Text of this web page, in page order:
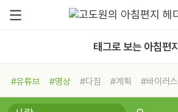
태그로 보는 아침편지
#유튜브 #명상 #다짐 #계획 #바이러스
#비전캠프
#독서캠프 #삶